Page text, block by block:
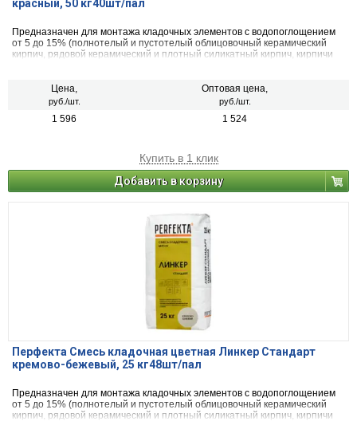
красный, 50 кг40шт/пал
Предназначен для монтажа кладочных элементов с водопоглощением
от 5 до 15% (полнотелый и пустотелый облицовочный керамический
кирпич, рядовой керамический и плотный силикатный кирпич, кирпичи
Цена,
руб./шт.
Оптовая цена,
руб./шт.
1 596 1 524
Купить в 1 клик
Добавить в корзину
Перфекта Смесь кладочная цветная Линкер Стандарт
кремово-бежевый, 25 кг48шт/пал
Предназначен для монтажа кладочных элементов с водопоглощением
от 5 до 15% (полнотелый и пустотелый облицовочный керамический
кирпич, рядовой керамический и плотный силикатный кирпич, кирпичи